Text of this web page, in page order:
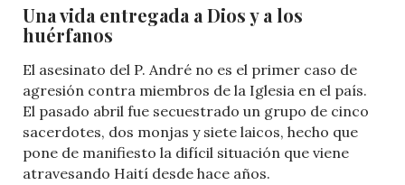
Una vida entregada a Dios y a los
huérfanos
El asesinato del P. André no es el primer caso de
agresión contra miembros de la Iglesia en el país.
El pasado abril fue secuestrado un grupo de cinco
sacerdotes, dos monjas y siete laicos, hecho que
pone de manifiesto la difícil situación que viene
atravesando Haití desde hace años.